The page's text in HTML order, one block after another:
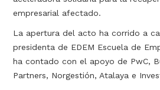
empresarial afectado.
La apertura del acto ha corrido a
presidenta de EDEM Escuela de
ha contado con el apoyo de PwC,
Partners, Norgestión, Atalaya e